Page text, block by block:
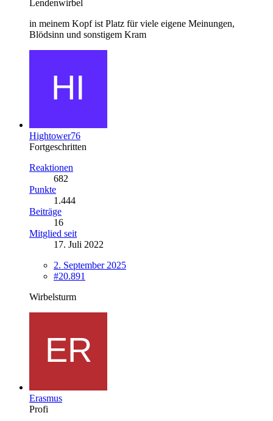
Lendenwirbel
in meinem Kopf ist Platz für viele eigene Meinungen,
Blödsinn und sonstigem Kram
Hightower76
Fortgeschritten
Reaktionen
682
Punkte
1.444
Beiträge
16
Mitglied seit
17. Juli 2022
2. September 2025
#20.891
Wirbelsturm
Erasmus
Profi